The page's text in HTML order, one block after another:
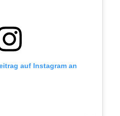
auf Instagram an